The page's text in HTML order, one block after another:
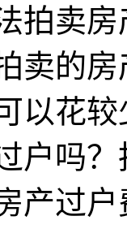
拍卖
卖的
以花
户吗
产过